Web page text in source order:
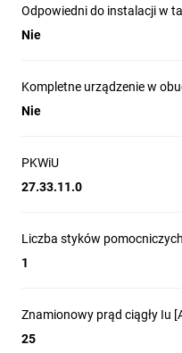
Odpowiedni do instalacji w
Nie
Kompletne urządzenie w
Nie
PKWiU
27.33.11.0
Liczba styków
1
Znamionowy prąd ciągły Iu
25